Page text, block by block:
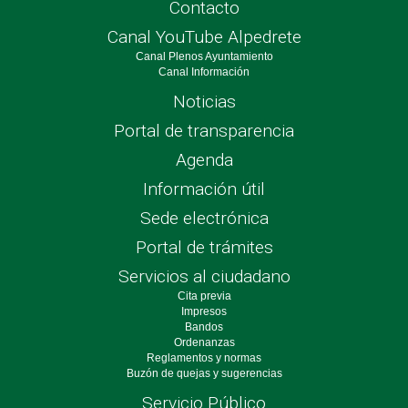
Contacto
Canal YouTube Alpedrete
Canal Plenos Ayuntamiento
Canal Información
Noticias
Portal de transparencia
Agenda
Información útil
Sede electrónica
Portal de trámites
Servicios al ciudadano
Cita previa
Impresos
Bandos
Ordenanzas
Reglamentos y normas
Buzón de quejas y sugerencias
Servicio Público